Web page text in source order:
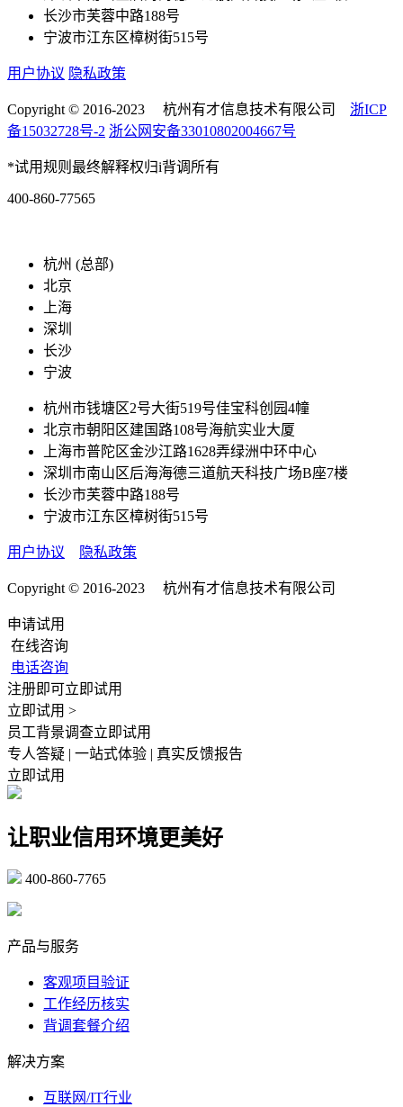
长沙市芙蓉中路188号
宁波市江东区樟树街515号
用户协议 隐私政策
Copyright © 2016-2023 杭州有才信息技术有限公司 浙ICP
备15032728号-2 浙公网安备33010802004667号
*试用规则最终解释权归i背调所有
400-860-77565
杭州 (总部)
北京
上海
深圳
长沙
宁波
杭州市钱塘区2号大街519号佳宝科创园4幢
北京市朝阳区建国路108号海航实业大厦
上海市普陀区金沙江路1628弄绿洲中环中心
深圳市南山区后海海德三道航天科技广场B座7楼
长沙市芙蓉中路188号
宁波市江东区樟树街515号
用户协议 隐私政策
Copyright © 2016-2023 杭州有才信息技术有限公司
申请试用
在线咨询
电话咨询
注册即可立即试用
立即试用 >
员工背景调查立即试用
专人答疑 | 一站式体验 | 真实反馈报告
立即试用
让职业信用环境更美好
400-860-7765
产品与服务
客观项目验证
工作经历核实
背调套餐介绍
解决方案
互联网/IT行业